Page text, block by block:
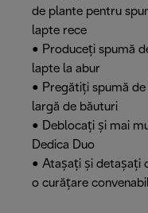
de plante pentru
lapte rece
• Produceți spumă
lapte la abur
• Pregătiți spumă
largă de băuturi
• Deblocați și mai
Dedica Duo
• Atașați și detașați
o curățare